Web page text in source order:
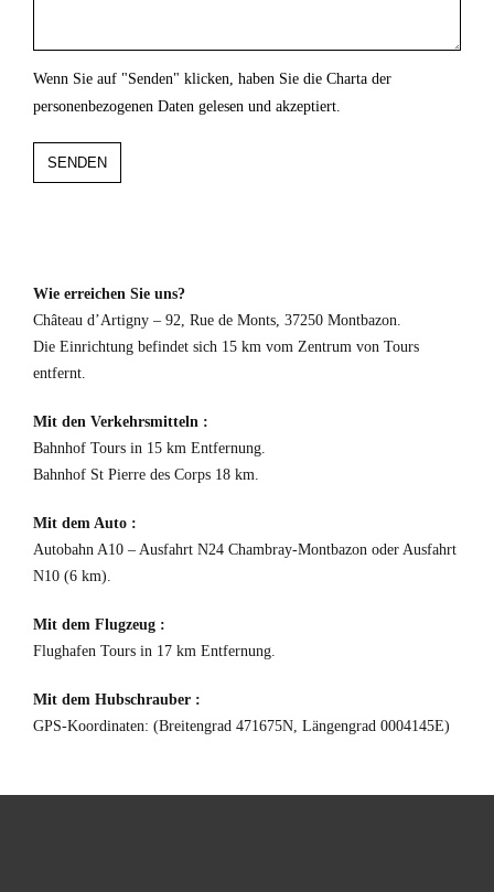
Wenn Sie auf "Senden" klicken, haben Sie die Charta der
personenbezogenen Daten gelesen und akzeptiert.
SENDEN
Wie erreichen Sie uns?
Château d’Artigny – 92, Rue de Monts, 37250 Montbazon.
Die Einrichtung befindet sich 15 km vom Zentrum von Tours
entfernt.
Mit den Verkehrsmitteln :
Bahnhof Tours in 15 km Entfernung.
Bahnhof St Pierre des Corps 18 km.
Mit dem Auto :
Autobahn A10 – Ausfahrt N24 Chambray-Montbazon oder Ausfahrt
N10 (6 km).
Mit dem Flugzeug :
Flughafen Tours in 17 km Entfernung.
Mit dem Hubschrauber :
GPS-Koordinaten: (Breitengrad 471675N, Längengrad 0004145E)